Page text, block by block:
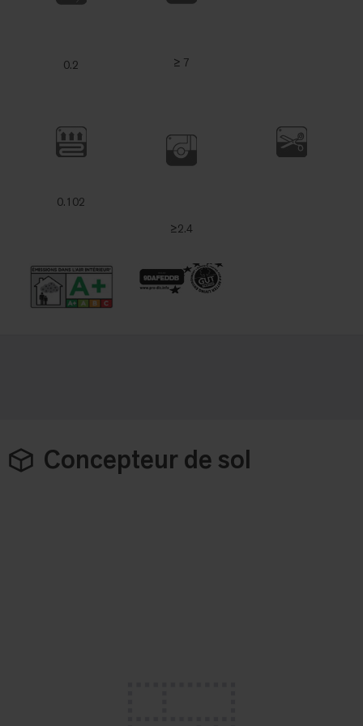
0.2 ≥ 7
0.102
≥2.4
Concepteur de sol